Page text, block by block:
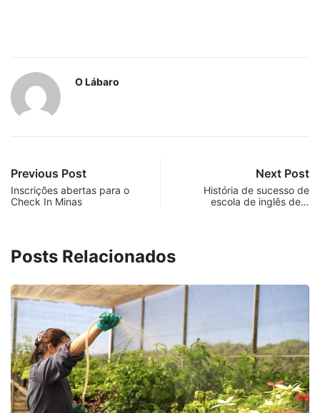
O Lábaro
Previous Post
Inscrições abertas para o
Check In Minas
Next Post
História de sucesso de
escola de inglês de…
Posts Relacionados